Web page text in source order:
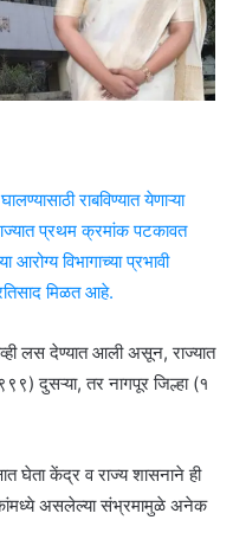
राबविण्यात येणाऱ्या
प्रथम क्रमांक पटकावत
विभागाच्या प्रभावी
मिळत आहे.
लस देण्यात आली असून, राज्यात
दुसऱ्या, तर नागपूर जिल्हा (१
घेता केंद्र व राज्य शासनाने ही
असलेल्या संभ्रमामुळे अनेक